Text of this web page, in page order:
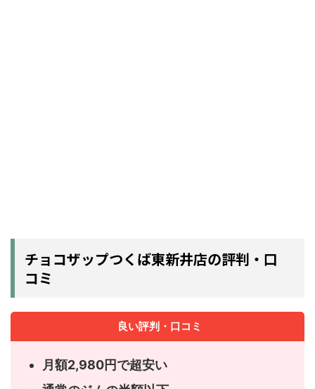
チョコザップつくば東新井店の評判・口
コミ
良い評判・口コミ
月額2,980円で超安い